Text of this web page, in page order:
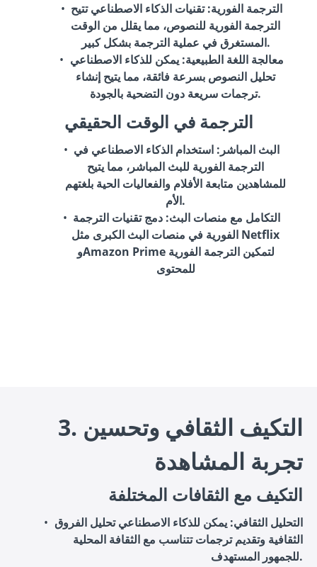
الترجمة الفورية: تقنيات الذكاء الاصطناعي تتيح
الترجمة الفورية للنصوص، مما يقلل من الوقت
المستغرق في عملية الترجمة بشكل كبير.
معالجة اللغة الطبيعية: يمكن للذكاء الاصطناعي
تحليل النصوص بسرعة فائقة، مما يتيح إنشاء
ترجمات سريعة دون التضحية بالجودة.
الترجمة في الوقت الحقيقي
البث المباشر : استخدام الذكاء الاصطناعي في
الترجمة الفورية للبث المباشر، مما يتيح
للمشاهدين متابعة الأفلام والفعاليات الحية بلغتهم
الأم.
التكامل مع منصات البث: دمج تقنيات الترجمة
الفورية في منصات البث الكبرى مثل Netflix
وAmazon Prime لتمكين الترجمة الفورية
للمحتوى
3. التكيف الثقافي وتحسين
تجربة المشاهدة
التكيف مع الثقافات المختلفة
التحليل الثقافي: يمكن للذكاء الاصطناعي تحليل الفروق
الثقافية وتقديم ترجمات تتناسب مع الثقافة المحلية
للجمهور المستهدف.